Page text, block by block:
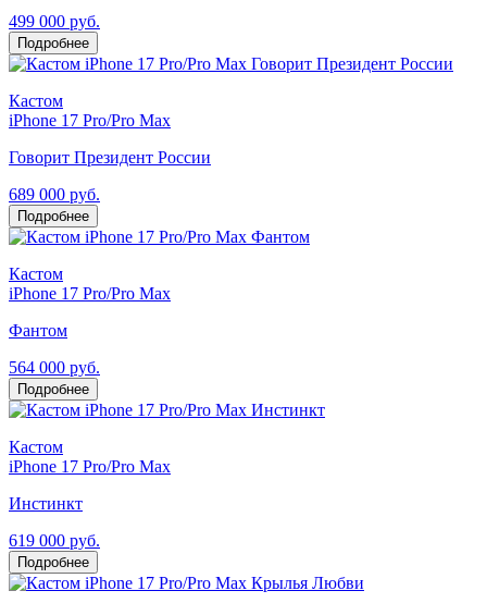
499 000 руб.
Подробнее
Кастом
iPhone 17 Pro/Pro Max
Говорит Президент России
689 000 руб.
Подробнее
Кастом
iPhone 17 Pro/Pro Max
Фантом
564 000 руб.
Подробнее
Кастом
iPhone 17 Pro/Pro Max
Инстинкт
619 000 руб.
Подробнее